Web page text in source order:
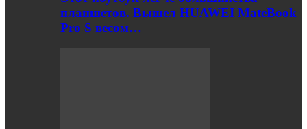
планшетов. Вышел HUAWEI MateBook
Pro S весом…